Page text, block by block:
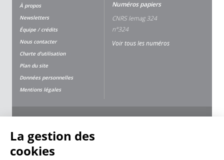
À propos
Newsletters
Équipe / crédits
Nous contacter
Charte d'utilisation
Plan du site
Données personnelles
Mentions légales
Numéros papiers
CNRS lemag 324
n°324
Voir tous les numéros
La gestion des
cookies